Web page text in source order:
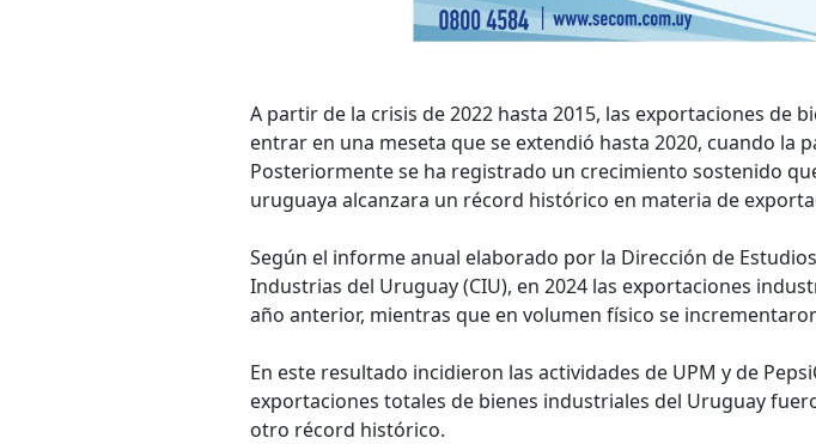
A partir de la crisis de 2022 hasta 2015, las exportaciones de
entrar en una meseta que se extendió hasta 2020, cuando la
Posteriormente se ha registrado un crecimiento sostenido
uruguaya alcanzara un récord histórico en materia de
Según el informe anual elaborado por la Dirección de
Industrias del Uruguay (CIU), en 2024 las exportaciones
año anterior, mientras que en volumen físico se
En este resultado incidieron las actividades de UPM y de
exportaciones totales de bienes industriales del Uruguay
otro récord histórico.